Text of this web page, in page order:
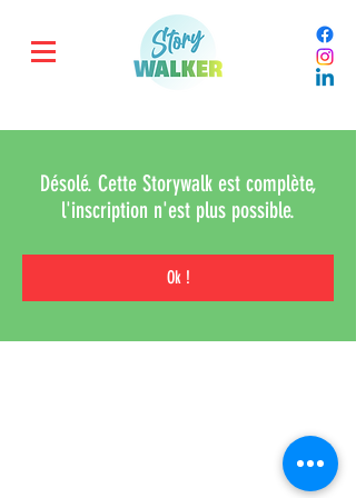
Désolé. Cette Storywalk est complète,
l'inscription n'est plus possible.
Ok !